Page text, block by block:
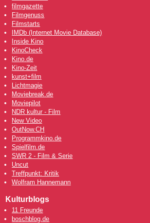
filmgazette
Filmgenuss
Filmstarts
IMDb (Internet Movie Database)
Inside Kino
KinoCheck
Kino.de
Kino-Zeit
kunst+film
Lichtmagie
Moviebreak.de
Moviepilot
NDR kultur - Film
New Video
OutNow.CH
Programmkino.de
Spielfilm.de
SWR 2 - Film & Serie
Uncut
Treffpunkt: Kritik
Wolfram Hannemann
Kulturblogs
11 Freunde
boschblog.de